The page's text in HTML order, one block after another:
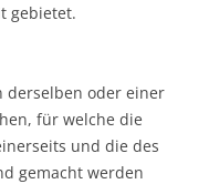
gebietet.
derselben oder einer
für welche die
und die des
gemacht werden